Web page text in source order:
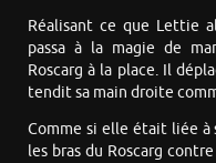
Réalisant ce que Lettie
passa à la magie de
Roscarg à la place. Il
tendit sa main droite
Comme si elle était liée à
les bras du Roscarg